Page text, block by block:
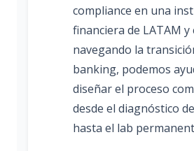
compliance en una
financiera de LATAM y
navegando la
banking, podemos
diseñar el proceso
desde el diagnóstico
hasta el lab